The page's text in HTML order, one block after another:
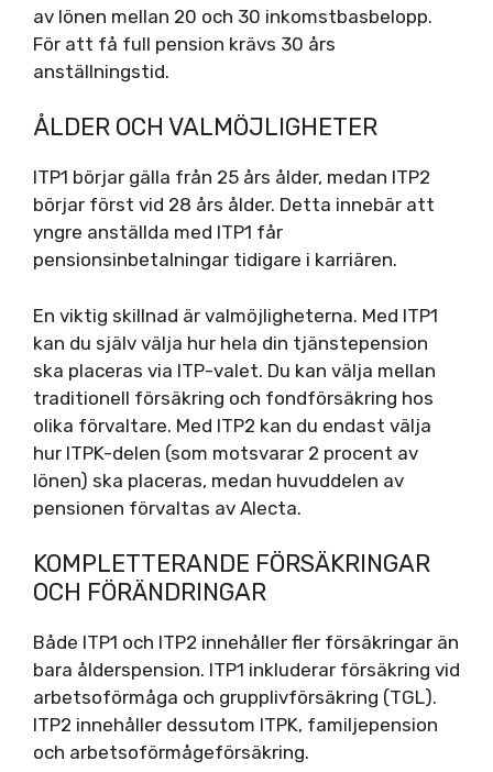
av lönen mellan 20 och 30 inkomstbasbelopp.
För att få full pension krävs 30 års
anställningstid.
ÅLDER OCH VALMÖJLIGHETER
ITP1 börjar gälla från 25 års ålder, medan ITP2
börjar först vid 28 års ålder. Detta innebär att
yngre anställda med ITP1 får
pensionsinbetalningar tidigare i karriären.
En viktig skillnad är valmöjligheterna. Med ITP1
kan du själv välja hur hela din tjänstepension
ska placeras via ITP-valet. Du kan välja mellan
traditionell försäkring och fondförsäkring hos
olika förvaltare. Med ITP2 kan du endast välja
hur ITPK-delen (som motsvarar 2 procent av
lönen) ska placeras, medan huvuddelen av
pensionen förvaltas av Alecta.
KOMPLETTERANDE FÖRSÄKRINGAR
OCH FÖRÄNDRINGAR
Både ITP1 och ITP2 innehåller fler försäkringar än
bara ålderspension. ITP1 inkluderar försäkring vid
arbetsoförmåga och grupplivförsäkring (TGL).
ITP2 innehåller dessutom ITPK, familjepension
och arbetsoförmågeförsäkring.